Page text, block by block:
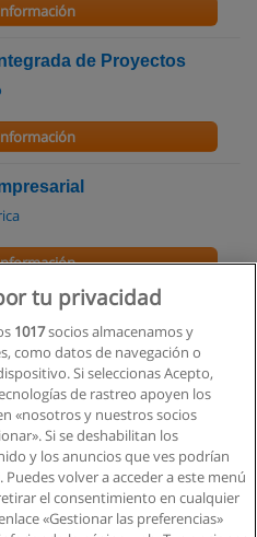
de Proyectos
y territorio
Sociales Sede Ecuador
de Ecuador
tu privacidad
1017socios almacenamos y
como datos de navegación o
Si seleccionas Acepto,
de rastreo apoyen los
«nosotros y nuestros socios
Si se deshabilitan los
y los anuncios que ves podrían
volver a acceder a este menú
el consentimiento en cualquier
«Gestionar las preferencias»